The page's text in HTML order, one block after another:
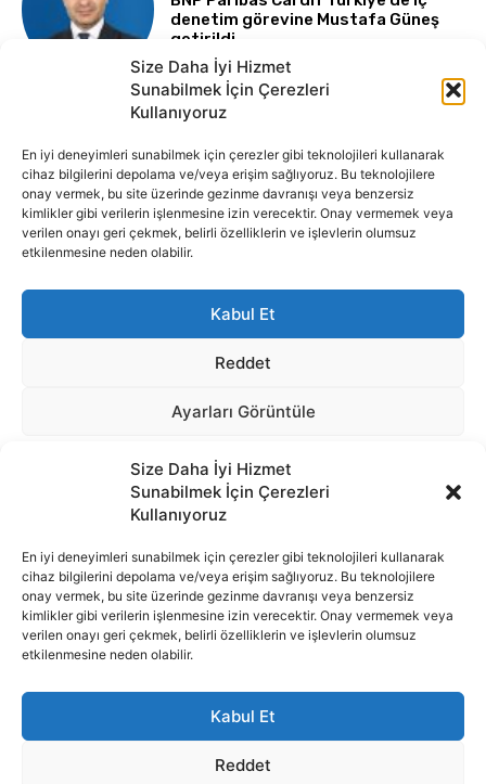
Size Daha İyi Hizmet
Sunabilmek İçin Çerezleri
Kullanıyoruz
En iyi deneyimleri sunabilmek için çerezler gibi teknolojileri kullanarak
cihaz bilgilerini depolama ve/veya erişim sağlıyoruz. Bu teknolojilere
onay vermek, bu site üzerinde gezinme davranışı veya benzersiz
kimlikler gibi verilerin işlenmesine izin verecektir. Onay vermemek veya
verilen onayı geri çekmek, belirli özelliklerin ve işlevlerin olumsuz
etkilenmesine neden olabilir.
Kabul Et
Reddet
İnternet portalımızda yer alan tüm haber metini, resim ve benzeri
içeriğin hakları Sigortamedya Yayıncılık A.Ş.'ye aittir. Hiçbir şekilde
basılı ya da elektronik bir ortamda, kaynak gösterilse bile izin
e-Mail Adresimiz: info@sigortamedia.com